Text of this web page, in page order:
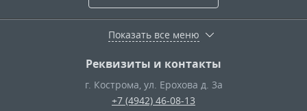
Показать все меню
Реквизиты и контакты
г. Кострома, ул. Ерохова д. 3а
+7 (4942) 46-08-13